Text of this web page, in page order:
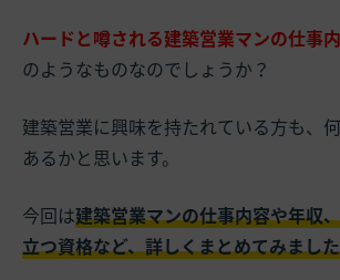
ハードと噂される建築営業マンの仕事
のようなものなのでしょうか？
建築営業に興味を持たれている方も、
あるかと思います。
今回は建築営業マンの仕事内容や年収
立つ資格など、詳しくまとめてみました